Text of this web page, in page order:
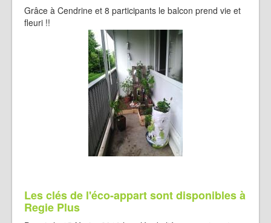
Grâce à Cendrine et 8 participants le balcon prend vie et
fleuri !!
Les clés de l'éco-appart sont disponibles à
Regie Plus